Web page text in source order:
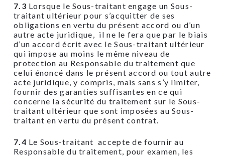
7.3 Lorsque le Sous-traitant engage un Sous-
traitant ultérieur pour s’acquitter de ses
obligations en vertu du présent accord ou d’un
autre acte juridique, il ne le fera que par le biais
d’un accord écrit avec le Sous-traitant ultérieur
qui impose au moins le même niveau de
protection au Responsable du traitement que
celui énoncé dans le présent accord ou tout autre
acte juridique, y compris, mais sans s’y limiter,
fournir des garanties suffisantes en ce qui
concerne la sécurité du traitement sur le Sous-
traitant ultérieur que sont imposées au Sous-
traitant en vertu du présent contrat.
7.4 Le Sous-traitant accepte de fournir au
Responsable du traitement, pour examen, les